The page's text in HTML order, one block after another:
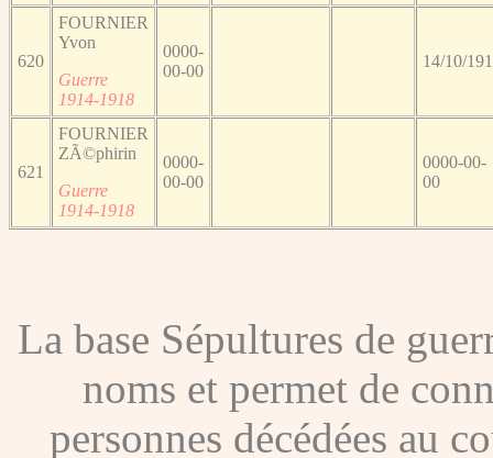
620
FOURNIER
Yvon
Guerre
1914-1918
0000-
00-00
14/10/
621
FOURNIER
ZÃ©phirin
Guerre
1914-1918
0000-
00-00
0000-00-
00
La base Sépultures de
noms et permet de
personnes décédées au